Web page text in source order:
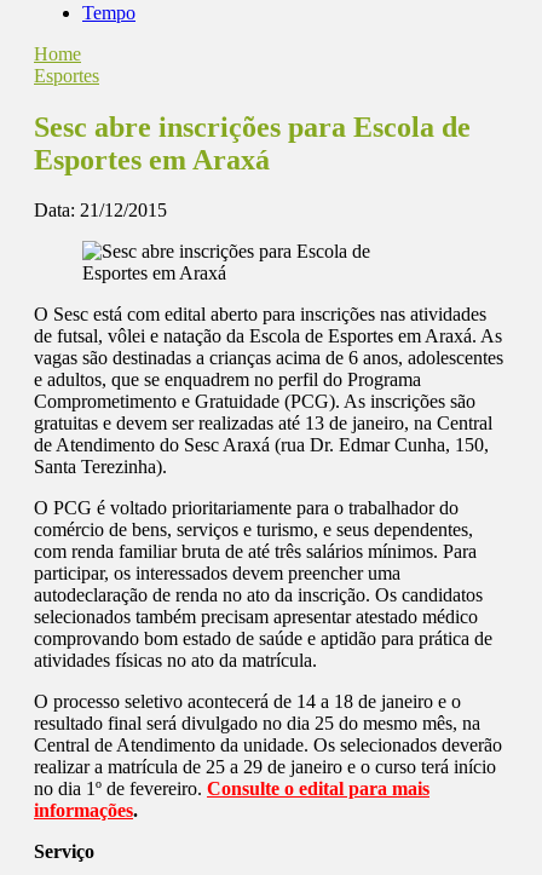
Tempo
Home
Esportes
Sesc abre inscrições para Escola de
Esportes em Araxá
Data: 21/12/2015
O Sesc está com edital aberto para inscrições nas atividades
de futsal, vôlei e natação da Escola de Esportes em Araxá. As
vagas são destinadas a crianças acima de 6 anos, adolescentes
e adultos, que se enquadrem no perfil do Programa
Comprometimento e Gratuidade (PCG). As inscrições são
gratuitas e devem ser realizadas até 13 de janeiro, na Central
de Atendimento do Sesc Araxá (rua Dr. Edmar Cunha, 150,
Santa Terezinha).
O PCG é voltado prioritariamente para o trabalhador do
comércio de bens, serviços e turismo, e seus dependentes,
com renda familiar bruta de até três salários mínimos. Para
participar, os interessados devem preencher uma
autodeclaração de renda no ato da inscrição. Os candidatos
selecionados também precisam apresentar atestado médico
comprovando bom estado de saúde e aptidão para prática de
atividades físicas no ato da matrícula.
O processo seletivo acontecerá de 14 a 18 de janeiro e o
resultado final será divulgado no dia 25 do mesmo mês, na
Central de Atendimento da unidade. Os selecionados deverão
realizar a matrícula de 25 a 29 de janeiro e o curso terá início
no dia 1º de fevereiro. Consulte o edital para mais
informações.
Serviço